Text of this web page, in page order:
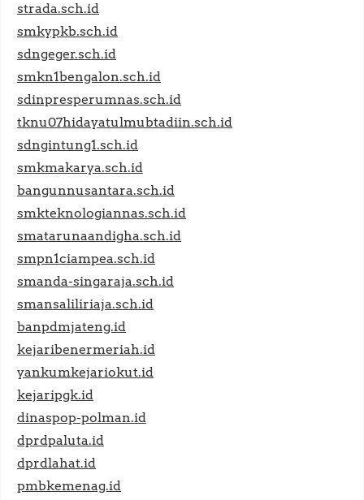
strada.sch.id
smkypkb.sch.id
sdngeger.sch.id
smkn1bengalon.sch.id
sdinpresperumnas.sch.id
tknu07hidayatulmubtadiin.sch.id
sdngintung1.sch.id
smkmakarya.sch.id
bangunnusantara.sch.id
smkteknologiannas.sch.id
smatarunaandigha.sch.id
smpn1ciampea.sch.id
smanda-singaraja.sch.id
smansaliliriaja.sch.id
banpdmjateng.id
kejaribenermeriah.id
yankumkejariokut.id
kejaripgk.id
dinaspop-polman.id
dprdpaluta.id
dprdlahat.id
pmbkemenag.id